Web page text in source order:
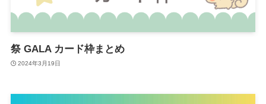
祭 GALA カード枠まとめ
2024年3月19日